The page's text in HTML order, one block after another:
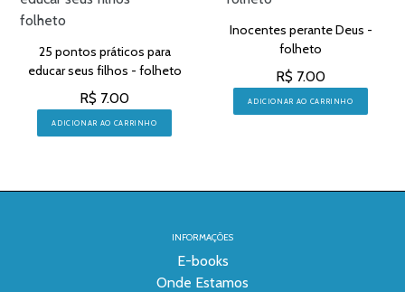
25 pontos práticos para
educar seus filhos - folheto
R$ 7.00
ADICIONAR AO CARRINHO
Inocentes perante Deus -
folheto
R$ 7.00
ADICIONAR AO CARRINHO
INFORMAÇÕES
E-books
Onde Estamos